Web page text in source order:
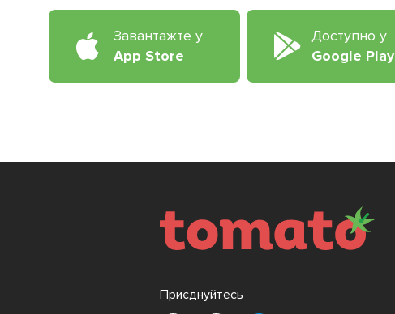
Завантажте у
App Store
Доступно у
Google Play
Приєднуйтесь